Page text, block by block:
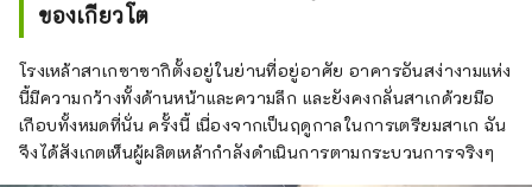
ของเกียวโต
โรงเหล้าสาเกซาซากิตั้งอยู่ในย่านที่อยู่อาศัย อาคารอันสง่างามแห่ง
นี้มีความกว้างทั้งด้านหน้าและความลึก และยังคงกลั่นสาเกด้วยมือ
เกือบทั้งหมดที่นั่น ครั้งนี้ เนื่องจากเป็นฤดูกาลในการเตรียมสาเก ฉัน
จึงได้สังเกตเห็นผู้ผลิตเหล้ากำลังดำเนินการตามกระบวนการจริงๆ